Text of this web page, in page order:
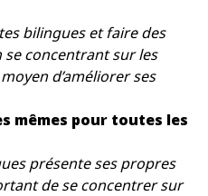
bilingues et faire des
concentrant sur les
d’améliorer ses
mêmes pour toutes les
présente ses propres
de se concentrer sur